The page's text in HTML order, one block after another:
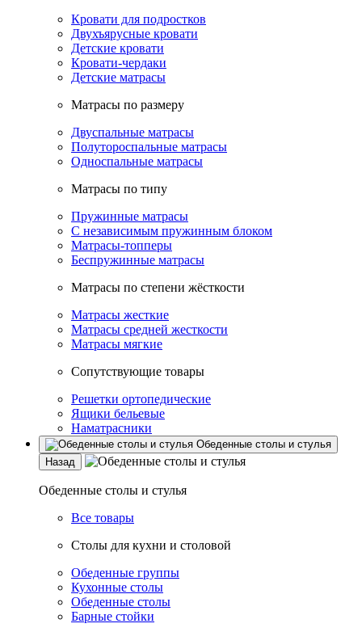
Кровати для подростков
Двухъярусные кровати
Детские кровати
Кровати-чердаки
Детские матрасы
Матрасы по размеру
Двуспальные матрасы
Полутороспальные матрасы
Односпальные матрасы
Матрасы по типу
Пружинные матрасы
С независимым пружинным блоком
Матрасы-топперы
Беспружинные матрасы
Матрасы по степени жёсткости
Матрасы жесткие
Матрасы средней жесткости
Матрасы мягкие
Сопутствующие товары
Решетки ортопедические
Ящики бельевые
Наматрасники
Обеденные столы и стулья
Назад
Обеденные столы и стулья
Все товары
Столы для кухни и столовой
Обеденные группы
Кухонные столы
Обеденные столы
Барные стойки